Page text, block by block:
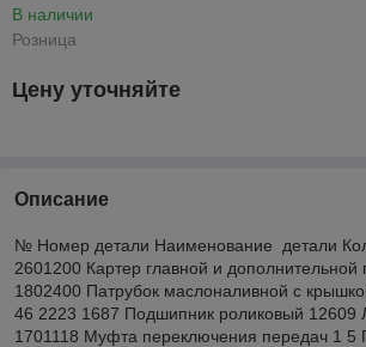
В наличии
Розница
Цену уточняйте
Описание
№ Номер детали Наименование детали
2601200 Картер главной и дополнительной
1802400 Патрубок маслоналивной с
46 2223 1687 Подшипник роликовый 12609
1701118 Муфта переключения передач 1 5